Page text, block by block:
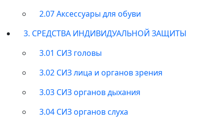
2.07 Аксессуары для обуви
3. СРЕДСТВА ИНДИВИДУАЛЬНОЙ ЗАЩИТЫ
3.01 СИЗ головы
3.02 СИЗ лица и органов зрения
3.03 СИЗ органов дыхания
3.04 СИЗ органов слуха